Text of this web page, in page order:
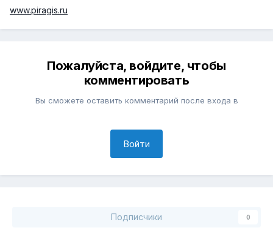
www.piragis.ru
Пожалуйста, войдите, чтобы
комментировать
Вы сможете оставить комментарий после входа в
Войти
Подписчики 0